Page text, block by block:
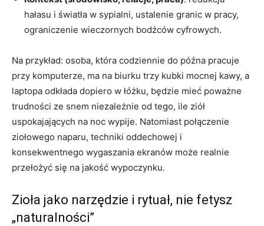
hałasu i światła w sypialni, ustalenie granic w pracy,
ograniczenie wieczornych bodźców cyfrowych.
Na przykład: osoba, która codziennie do późna pracuje
przy komputerze, ma na biurku trzy kubki mocnej kawy, a
laptopa odkłada dopiero w łóżku, będzie mieć poważne
trudności ze snem niezależnie od tego, ile ziół
uspokajających na noc wypije. Natomiast połączenie
ziołowego naparu, techniki oddechowej i
konsekwentnego wygaszania ekranów może realnie
przełożyć się na jakość wypoczynku.
Zioła jako narzędzie i rytuał, nie fetysz
„naturalności”